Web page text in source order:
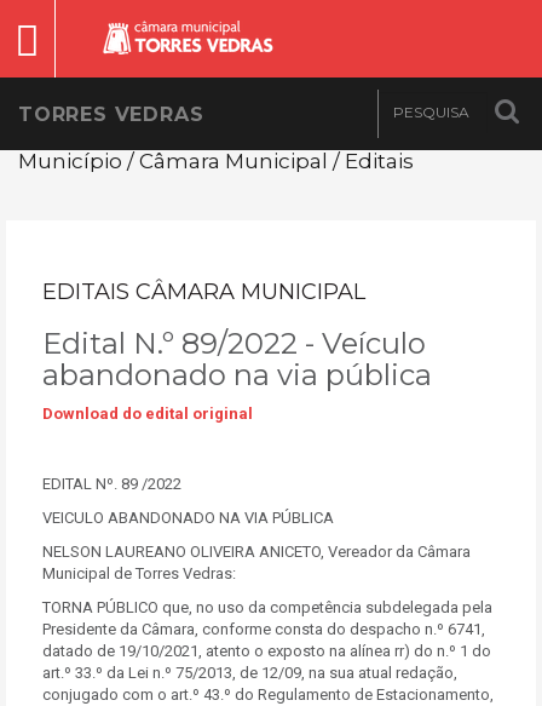
TORRES VEDRAS
Município / Câmara Municipal / Editais
EDITAIS CÂMARA MUNICIPAL
Edital N.º 89/2022 - Veículo
abandonado na via pública
Download do edital original
EDITAL Nº. 89 /2022
VEICULO ABANDONADO NA VIA PÚBLICA
NELSON LAUREANO OLIVEIRA ANICETO, Vereador da Câmara
Municipal de Torres Vedras:
TORNA PÚBLICO que, no uso da competência subdelegada pela
Presidente da Câmara, conforme consta do despacho n.º 6741,
datado de 19/10/2021, atento o exposto na alínea rr) do n.º 1 do
art.º 33.º da Lei n.º 75/2013, de 12/09, na sua atual redação,
conjugado com o art.º 43.º do Regulamento de Estacionamento,